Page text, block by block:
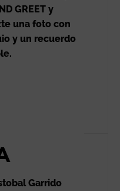
GREET y
una foto con
y un recuerdo
Garrido